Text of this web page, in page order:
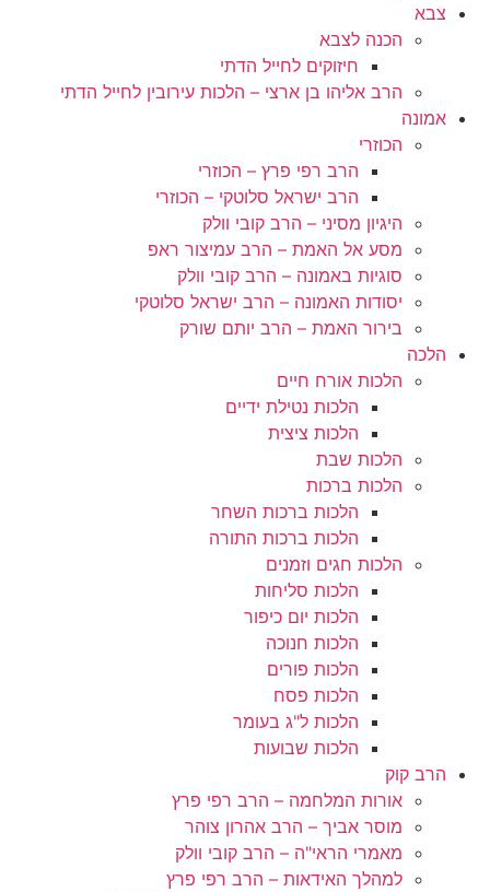
צבא
הכנה לצבא
חיזוקים לחייל הדתי
הרב אליהו בן ארצי – הלכות עירובין לחייל הדתי
אמונה
הכוזרי
הרב רפי פרץ – הכוזרי
הרב ישראל סלוטקי – הכוזרי
היגיון מסיני – הרב קובי וולק
מסע אל האמת – הרב עמיצור ראפ
סוגיות באמונה – הרב קובי וולק
יסודות האמונה – הרב ישראל סלוטקי
בירור האמת – הרב יותם שורק
הלכה
הלכות אורח חיים
הלכות נטילת ידיים
הלכות ציצית
הלכות שבת
הלכות ברכות
הלכות ברכות השחר
הלכות ברכות התורה
הלכות חגים וזמנים
הלכות סליחות
הלכות יום כיפור
הלכות חנוכה
הלכות פורים
הלכות פסח
הלכות ל"ג בעומר
הלכות שבועות
הרב קוק
אורות המלחמה – הרב רפי פרץ
מוסר אביך – הרב אהרון צוהר
מאמרי הראי"ה – הרב קובי וולק
למהלך האידאות – הרב רפי פרץ